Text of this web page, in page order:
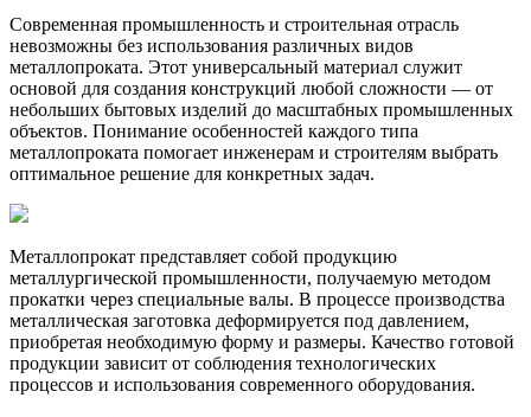
Современная промышленность и строительная отрасль
невозможны без использования различных видов
металлопроката. Этот универсальный материал служит
основой для создания конструкций любой сложности — от
небольших бытовых изделий до масштабных промышленных
объектов. Понимание особенностей каждого типа
металлопроката помогает инженерам и строителям выбрать
оптимальное решение для конкретных задач.
Металлопрокат представляет собой продукцию
металлургической промышленности, получаемую методом
прокатки через специальные валы. В процессе производства
металлическая заготовка деформируется под давлением,
приобретая необходимую форму и размеры. Качество готовой
продукции зависит от соблюдения технологических
процессов и использования современного оборудования.